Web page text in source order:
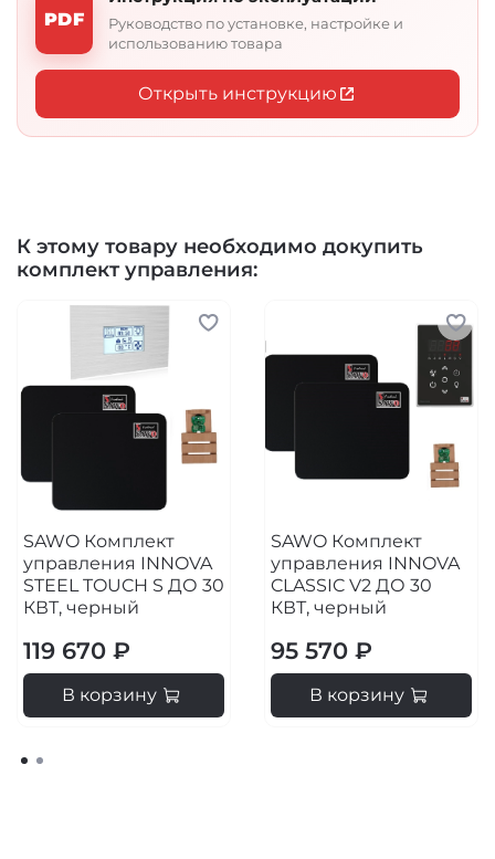
парения установить необходимый
температурный режим.
PDF
Руководство по установке, настройке и
использованию товара
Открыть инструкцию
К этому товару необходимо докупить
комплект управления:
SAWO Комплект
управления INNOVA
STEEL TOUCH S ДО 30
КВТ, черный
119 670 ₽
В корзину
SAWO Комплект
управления INNOVA
CLASSIC V2 ДО 30
КВТ, черный
95 570 ₽
В корзину